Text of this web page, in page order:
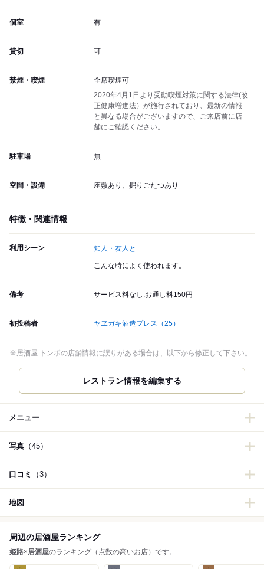
個室 有
貸切 可
禁煙・喫煙
全席喫煙可
2020年4月1日より受動喫煙対策に関する法律(改
正健康増進法）が施行されており、最新の情報
と異なる場合がございますので、ご来店前に店
舗にご確認ください。
駐車場 無
空間・設備 座敷あり、掘りごたつあり
特徴・関連情報
利用シーン 知人・友人と
こんな時によく使われます。
備考 サービス料なし:お通し料150円
初投稿者 ヤヱガキ酒造プレス （25）
※居酒屋 トンボの店舗情報に誤りがある場合は、以下から修正して下さい。
メニュー
写真 （45）
口コミ （3）
地図
周辺の居酒屋ランキング
姫路×居酒屋のランキング（点数の高いお店）です。